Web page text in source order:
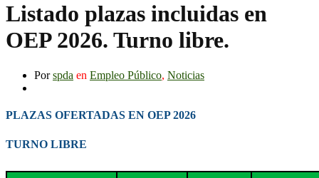
Listado plazas incluidas en
OEP 2026. Turno libre.
Porspda en Empleo Público, Noticias
PLAZAS OFERTADAS EN OEP 2026
TURNO LIBRE